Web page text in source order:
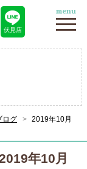
伏見店
menu
ログ 2019年10月
年10月